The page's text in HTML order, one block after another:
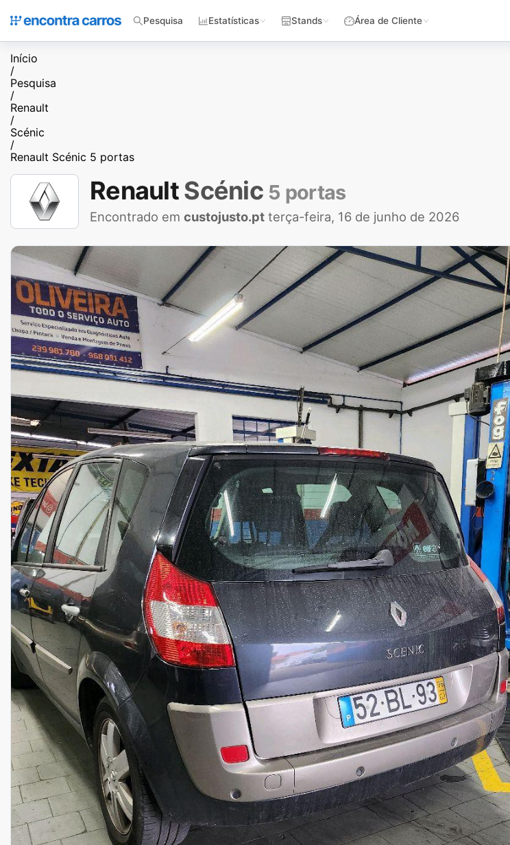
Pesquisa Estatísticas Stands Área de Cliente
Início
/
Pesquisa
/
Renault
/
Scénic
/
Renault Scénic 5 portas
RenaultScénic 5 portas
Encontrado em custojusto.pt terça-feira, 16 de junho de 2026